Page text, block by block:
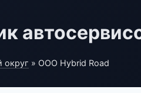
округ » ООО Hybrid Road